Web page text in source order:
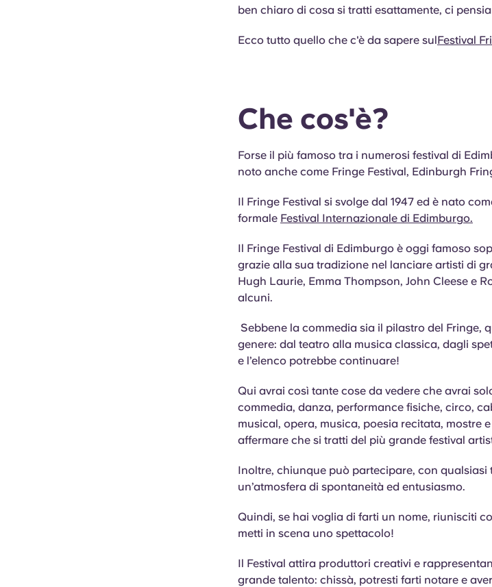
ben chiaro di cosa si tratti esattamente, ci
Ecco tutto quello che c'è da sapere sulFestival
Che cos'è?
Forse il più famoso tra i numerosi festival di
noto anche come Fringe Festival, Edinburgh
Il Fringe Festival si svolge dal 1947 ed è nato
formale Festival Internazionale di Edimburgo.
Il Fringe Festival di Edimburgo è oggi famoso
grazie alla sua tradizione nel lanciare artisti di
Hugh Laurie, Emma Thompson, John Cleese e
alcuni.
Sebbene la commedia sia il pilastro del Fringe,
genere: dal teatro alla musica classica, dagli
e l’elenco potrebbe continuare!
Qui avrai così tante cose da vedere che avrai
commedia, danza, performance fisiche, circo,
musical, opera, musica, poesia recitata, mostre
affermare che si tratti del più grande festival
Inoltre, chiunque può partecipare, con qualsiasi
un’atmosfera di spontaneità ed entusiasmo.
Quindi, se hai voglia di farti un nome, riunisciti
metti in scena uno spettacolo!
Il Festival attira produttori creativi e
grande talento: chissà, potresti farti notare e